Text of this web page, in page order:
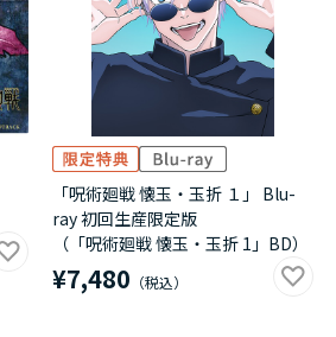
「呪術廻戦 懐玉・玉折 １」 Blu-
ray 初回生産限定版
（「呪術廻戦 懐玉・玉折 1」BD）
¥7,480